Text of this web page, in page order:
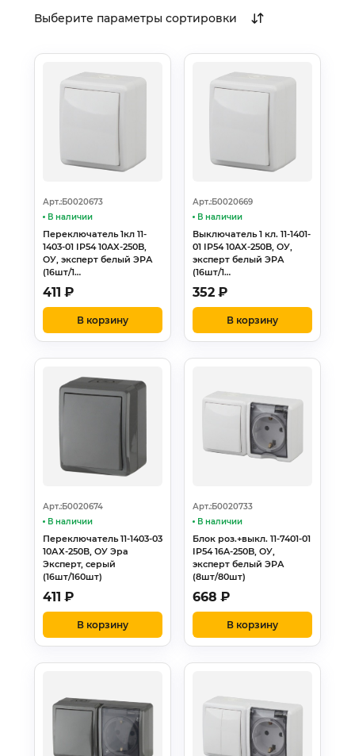
Выберите параметры сортировки
Арт.:Б0020673
В наличии
Переключатель 1кл 11-
1403-01 IP54 10AX-250B,
ОУ, эксперт белый ЭРА
(16шт/1…
411 ₽
В корзину
Арт.:Б0020669
В наличии
Выключатель 1 кл. 11-1401-
01 IP54 10AX-250B, ОУ,
эксперт белый ЭРА
(16шт/1…
352 ₽
В корзину
Арт.:Б0020674
В наличии
Переключатель 11-1403-03
10АХ-250В, ОУ Эра
Эксперт, серый
(16шт/160шт)
411 ₽
В корзину
Арт.:Б0020733
В наличии
Блок роз.+выкл. 11-7401-01
IP54 16A-250B, ОУ,
эксперт белый ЭРА
(8шт/80шт)
668 ₽
В корзину